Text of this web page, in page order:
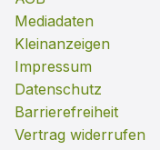
Mediadaten
Kleinanzeigen
Impressum
Datenschutz
Barrierefreiheit
Vertrag widerrufen